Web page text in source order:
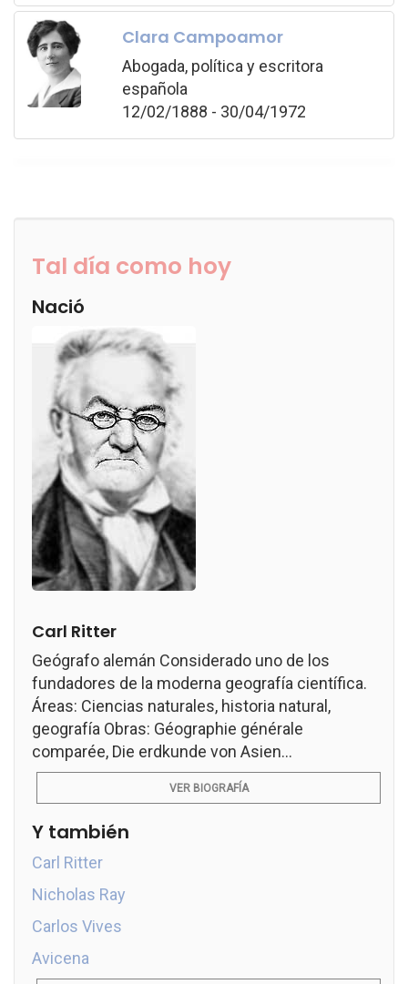
Clara Campoamor
Abogada, política y escritora
española
12/02/1888 - 30/04/1972
Tal día como hoy
Nació
Carl Ritter
Geógrafo alemán Considerado uno de los
fundadores de la moderna geografía científica.
Áreas: Ciencias naturales, historia natural,
geografía Obras: Géographie générale
comparée, Die erdkunde von Asien...
VER BIOGRAFÍA
Y también
Carl Ritter
Nicholas Ray
Carlos Vives
Avicena